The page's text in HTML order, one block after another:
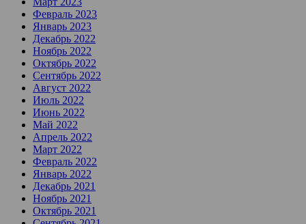
Февраль 2023
Январь 2023
Декабрь 2022
Ноябрь 2022
Октябрь 2022
Сентябрь 2022
Август 2022
Июль 2022
Июнь 2022
Май 2022
Апрель 2022
Март 2022
Февраль 2022
Январь 2022
Декабрь 2021
Ноябрь 2021
Октябрь 2021